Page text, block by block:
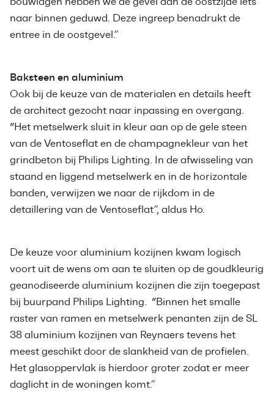
naar binnen geduwd. Deze ingreep benadrukt de
entree in de oostgevel.”
Baksteen en aluminium
Ook bij de keuze van de materialen en details heeft
de architect gezocht naar inpassing en overgang.
“Het metselwerk sluit in kleur aan op de gele steen
van de Ventoseflat en de champagnekleur van het
grindbeton bij Philips Lighting. In de afwisseling van
staand en liggend metselwerk en in de horizontale
banden, verwijzen we naar de rijkdom in de
detaillering van de Ventoseflat”, aldus Ho.
De keuze voor aluminium kozijnen kwam logisch
voort uit de wens om aan te sluiten op de goudkleurig
geanodiseerde aluminium kozijnen die zijn toegepast
bij buurpand Philips Lighting. “Binnen het smalle
raster van ramen en metselwerk penanten zijn de SL
38 aluminium kozijnen van Reynaers tevens het
meest geschikt door de slankheid van de profielen.
Het glasoppervlak is hierdoor groter zodat er meer
daglicht in de woningen komt.”